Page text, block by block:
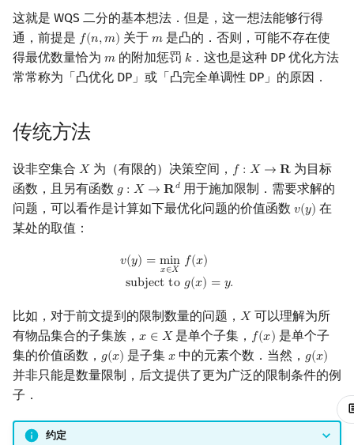
更广泛的限制条件
习题
序列自动机
最小表示法
Main–Lorentz 算法
阶 & 原根
离散对数
狄利克雷卷积
杜教筛
Min_25 筛
洲阁筛
博弈论
数值算法
杨氏矩阵
拟阵
Berlekamp–Massey 算法
树套树
K-D Tree
析合树
PQ 树
手指树
哈密顿图
二分图
弦图
图的着色
网络流
矩阵树定理
LGV 引理
珂朵莉树/颜色段均摊
空间优化简介
这就是 WQS 二分的基本想法．但是，这一想法能够行得
通，前提是 𝑓(𝑛,𝑚)
f(n,m) 关于𝑚
m 是凸的．否则，可能不存在使
得最优数量恰为 𝑚
m 的附加惩罚 𝑘
k ．这也是这种 DP 优化方法
常常称为「凸优化 DP」或「凸完全单调性 DP」的原因．
传统方法
设非空集合 𝑋
X 为（有限的）决策空间， 𝑓 : 𝑋 → 𝐑
f: X →R
为目标
函数，且另有函数 𝑔 : 𝑋 → 𝐑𝑑
g X → Rd
用于施加限制．需要求解的
问题，可以看作是计算如下最优化问题的价值函数 𝑣(𝑦)
v(y) 在
某处的取值：
𝑣(𝑦) = min
𝑥∈𝑋 𝑓(𝑥)
subject to 𝑔(𝑥) = 𝑦.
minx∈X f(x)subject to
比如，对于前文提到的限制数量的问题， 𝑋
X 可以理解为所
有物品集合的子集族， 𝑥 ∈ 𝑋
x∈X 是单个子集， 𝑓(𝑥)
f(x)
是单个子
集的价值函数， 𝑔(𝑥)
g(x) 是子集𝑥
x 中的元素个数．当然， 𝑔(𝑥)
g(x)
并非只能是数量限制，后文提供了更为广泛的限制条件的例
子．
约定